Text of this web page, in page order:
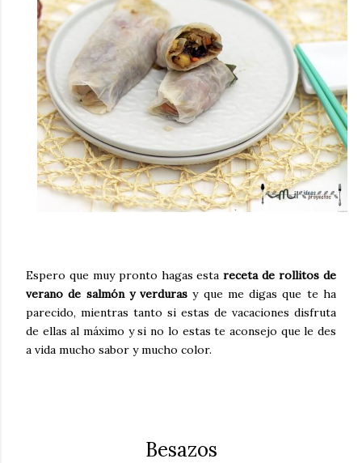
Espero que muy pronto hagas estareceta de rollitos de
verano de salmón y verduras y que me digas que te ha
parecido, mientras tanto si estas de vacaciones disfruta
de ellas al máximo y si no lo estas te aconsejo que le des
a vida mucho sabor y mucho color.
Besazos